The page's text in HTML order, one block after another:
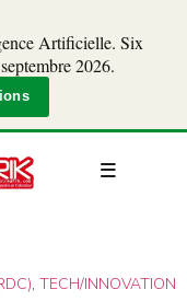
Artificielle. Six
2026.
, TECH/INNOVATION